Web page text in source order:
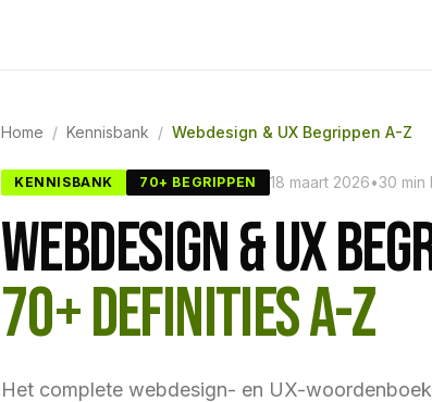
Home / Kennisbank / Webdesign & UX Begrippen A-Z
KENNISBANK 70+ BEGRIPPEN 18 maart 2026•30 min
WEBDESIGN & UX
70+ DEFINITIES A-Z
Het complete webdesign- en UX-